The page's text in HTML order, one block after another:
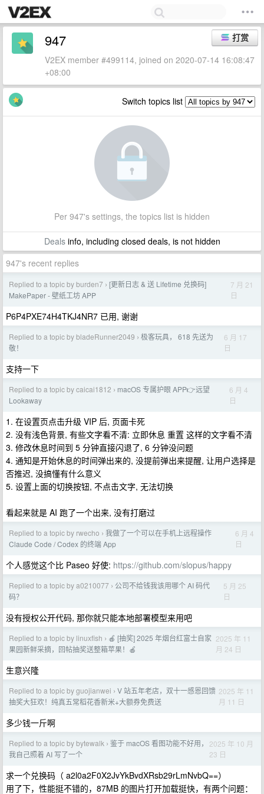
打赏
947
V2EX member #499114, joined on 2020-07-14 16:08:47
+08:00
Switch topics list
Per 947's settings, the topics list is hidden
Dealsinfo, including closed deals, is not hidden
947's recent replies
Replied to a topic by burden7 › [更新日志 & 送 Lifetime 兑换码]
MakePaper - 壁纸工坊 APP
7 月 21
日
P6P4PXE74H4TKJ4NR7 已用, 谢谢
Replied to a topic by bladeRunner2049 › 极客玩具， 618 先送为
敬！
6 月 17
日
支持一下
Replied to a topic by caicai1812 › macOS 专属护眼 APP👉远望
Lookaway
6 月 4
日
1. 在设置页点击升级 VIP 后, 页面卡死
2. 没有浅色背景, 有些文字看不清: 立即休息 重置 这样的文字看不清
3. 修改休息时间到 5 分钟直接闪退了, 6 分钟没问题
4. 通知是开始休息的时间弹出来的, 没提前弹出来提醒, 让用户选择是
否推迟, 没搞懂有什么意义
5. 设置上面的切换按钮, 不点击文字, 无法切换
看起来就是 AI 跑了一个出来, 没有打磨过
Replied to a topic by rwecho › 我做了一个可以在手机上远程操作
Claude Code / Codex 的终端 App
6 月 4
日
个人感觉这个比 Paseo 好使: https://github.com/slopus/happy
Replied to a topic by a0210077 › 公司不给钱我该用哪个 AI 码代
码？
5 月 25
日
没有授权公开代码, 那你就只能本地部署模型来用吧
Replied to a topic by linuxfish › 🍎 [抽奖] 2025 年烟台红富士自家
果园新鲜采摘，回帖抽奖送整箱苹果！🍎
2025 年 11
月 24 日
生意兴隆
Replied to a topic by guojianwei › V 站五年老店，双十一感恩回馈
抽奖大狂欢！纯真五常稻花香新米+大额券免费送
2025 年 11
月 11 日
多少钱一斤啊
Replied to a topic by bytewalk › 鉴于 macOS 看图功能不好用，
我自己照着 AI 写了一个
2025 年 10 月
23 日
求一个兑换码（ a2l0a2F0X2JvYkBvdXRsb29rLmNvbQ==）
用了下，性能挺不错的，87MB 的图片打开加载挺快，有两个问题：